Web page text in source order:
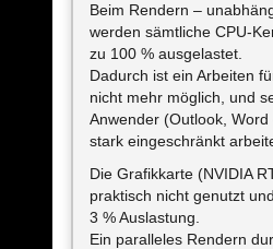
Beim Rendern –
werden sämtliche CPU-
zu 100 % ausgelastet.
Dadurch ist ein Arbeiten
nicht mehr möglich, und
Anwender (Outlook,
stark eingeschränkt
Die Grafikkarte (NVIDIA
praktisch nicht genutzt
3 % Auslastung.
Ein paralleles Rendern